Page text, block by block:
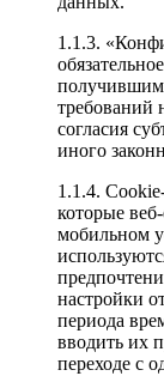
1.1.3.
требований
согласия
иного
1.1.4.
которые
мобильном
настройки
периода
вводить их
переходе с